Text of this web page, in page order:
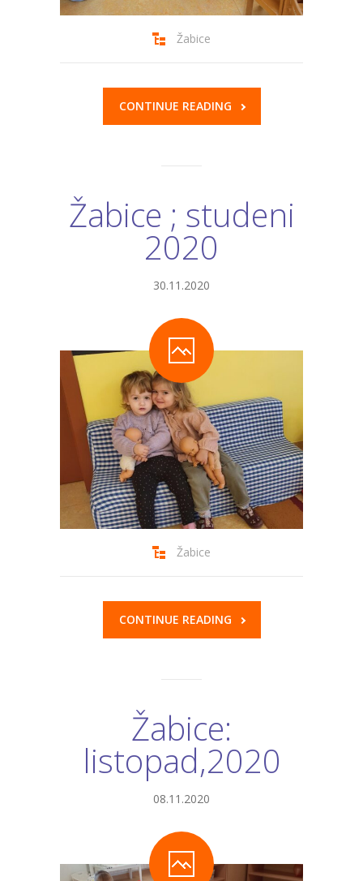
Žabice
CONTINUE READING
Žabice ; studeni
2020
30.11.2020
Žabice
CONTINUE READING
Žabice:
listopad,2020
08.11.2020